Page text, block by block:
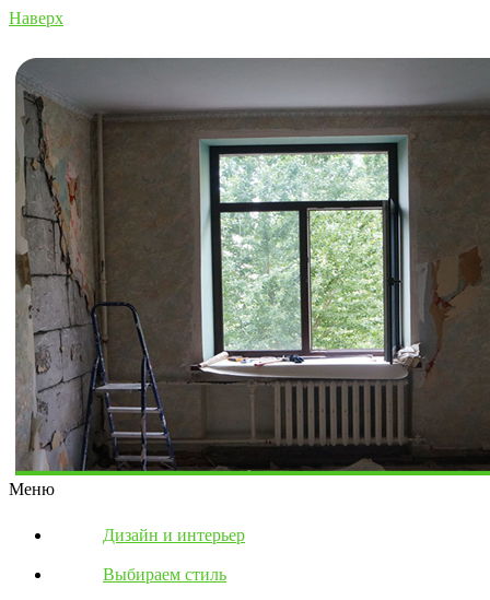
Наверх
Меню
Дизайн и интерьер
Выбираем стиль